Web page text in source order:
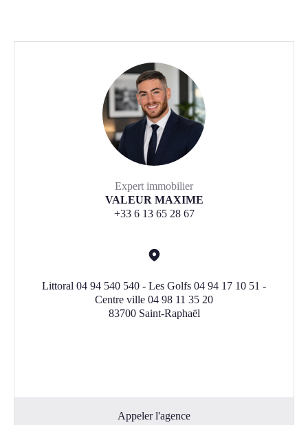
Expert immobilier
VALEUR MAXIME
+33 6 13 65 28 67
Littoral 04 94 540 540 - Les Golfs 04 94 17 10 51 -
Centre ville 04 98 11 35 20
83700 Saint-Raphaël
Appeler l'agence